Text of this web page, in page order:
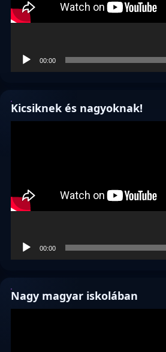
00:00
Kicsiknek és nagyoknak!
00:00
Nagy magyar iskolában